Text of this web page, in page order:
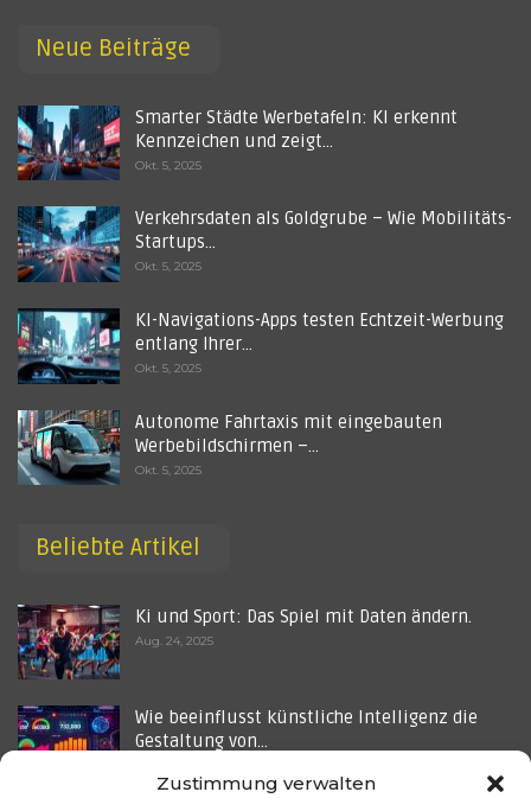
Zustimmung verwalten
Neue Beiträge
Smarter Städte Werbetafeln: KI erkennt
Kennzeichen und zeigt…
Okt. 5, 2025
Verkehrsdaten als Goldgrube – Wie Mobilitäts-
Startups…
Okt. 5, 2025
KI-Navigations-Apps testen Echtzeit-Werbung
entlang Ihrer…
Okt. 5, 2025
Autonome Fahrtaxis mit eingebauten
Werbebildschirmen –…
Okt. 5, 2025
Beliebte Artikel
Ki und Sport: Das Spiel mit Daten ändern.
Aug. 24, 2025
Wie beeinflusst künstliche Intelligenz die
Gestaltung von…